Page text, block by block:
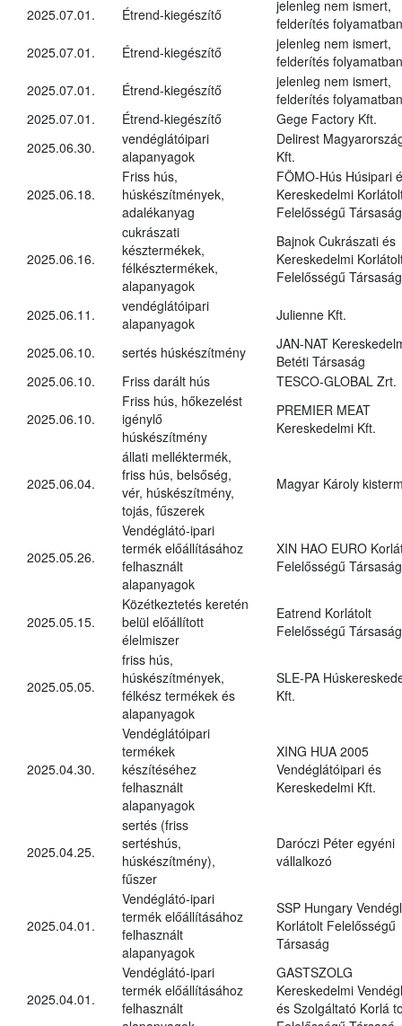
2025.07.01. Étrend-kiegészítő
jelenleg nem ismert,
felderítés folyamatban
2025.07.01.
Étrend-kiegészítő
jelenleg nem ismert,
felderítés folyamatban
2025.07.01.
Étrend-kiegészítő
jelenleg nem ismert,
felderítés folyamatban
2025.07.01.
Étrend-kiegészítő
Gege Factory Kft.
2025.06.30.
vendéglátóipari
alapanyagok
Delirest
Kft.
2025.06.18.
Friss hús,
húskészítmények,
adalékanyag
FÖMO-Hús Húsipari
Kereskedelmi
Felelősségű Társaság
2025.06.16.
cukrászati
késztermékek,
félkésztermékek,
alapanyagok
Bajnok Cukrászati és
Kereskedelmi
Felelősségű Társaság
2025.06.11.
vendéglátóipari
alapanyagok
Julienne Kft.
2025.06.10. sertés húskészítmény
JAN-NAT
Betéti Társaság
2025.06.10.
Friss darált hús TESCO-GLOBAL Zrt.
2025.06.10.
Friss hús, hőkezelést
igénylő
húskészítmény
PREMIER MEAT
Kereskedelmi Kft.
2025.06.04.
állati melléktermék,
friss hús, belsőség,
vér, húskészítmény,
tojás, fűszerek
Magyar Károly
2025.05.26.
Vendéglátó-ipari
termék előállításához
felhasznált
alapanyagok
XIN HAO EURO
Felelősségű Társaság
2025.05.15.
Közétkeztetés keretén
belül előállított
élelmiszer
Eatrend Korlátolt
Felelősségű Társaság
2025.05.05.
friss hús,
húskészítmények,
félkész termékek és
alapanyagok
SLE-PA
Kft.
2025.04.30.
Vendéglátóipari
termékek
készítéséhez
felhasznált
alapanyagok
XING HUA 2005
Vendéglátóipari és
Kereskedelmi Kft.
2025.04.25.
sertés (friss
sertéshús,
húskészítmény),
fűszer
Daróczi Péter egyéni
vállalkozó
2025.04.01.
Vendéglátó-ipari
termék előállításához
felhasznált
alapanyagok
SSP Hungary
Korlátolt Felelősségű
Társaság
2025.04.01.
Vendéglátó-ipari
termék előállításához
felhasznált
GASTSZOLG
Kereskedelmi
és Szolgáltató Korlá